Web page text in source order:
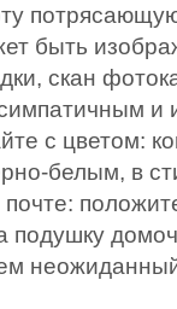
быть
скан
и
с цветом:
белым, в
подушку